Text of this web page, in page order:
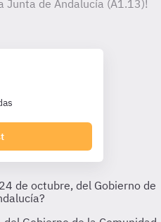
Junta de Andalucía (A1.13)!